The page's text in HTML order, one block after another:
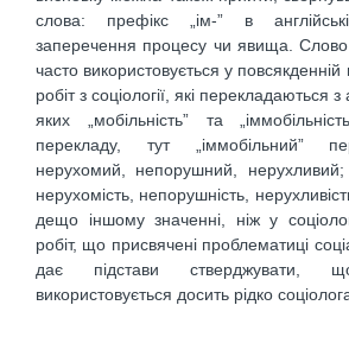
слова: префікс „ім-” в
заперечення процесу чи явища. Слово
часто використовується у повсякденній
робіт з соціології, які перекладаються з
яких „мобільність” та
перекладу, тут „іммобільний”
нерухомий, непорушний, нерухливий;
нерухомість, непорушність,
дещо іншому значенні, ніж у
робіт, що присвячені проблематиці
дає підстави стверджувати,
використовується досить рідко